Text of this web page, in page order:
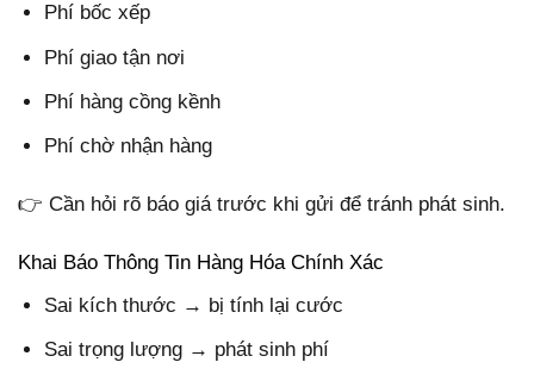
Phí bốc xếp
Phí giao tận nơi
Phí hàng cồng kềnh
Phí chờ nhận hàng
👉 Cần hỏi rõ báo giá trước khi gửi để tránh phát sinh.
Khai Báo Thông Tin Hàng Hóa Chính Xác
Sai kích thước → bị tính lại cước
Sai trọng lượng → phát sinh phí